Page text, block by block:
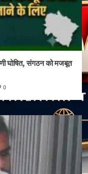
घोषित, संगठन को मजबूत
0